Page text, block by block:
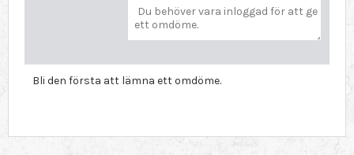
Bli den första att lämna ett omdöme.